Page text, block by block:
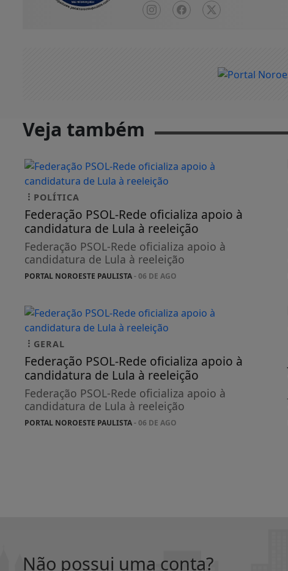
Veja também
POLÍTICA
Federação PSOL-Rede oficializa apoio à
candidatura de Lula à reeleição
Federação PSOL-Rede oficializa apoio à
candidatura de Lula à reeleição
PORTAL NOROESTE PAULISTA- 06 DE AGO
GERAL
Federação PSOL-Rede oficializa apoio à
candidatura de Lula à reeleição
Federação PSOL-Rede oficializa apoio à
candidatura de Lula à reeleição
PORTAL NOROESTE PAULISTA- 06 DE AGO
Não possui uma conta?